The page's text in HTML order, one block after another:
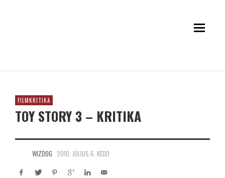
FILMKRITIKA
TOY STORY 3 – KRITIKA
WIZDOG 2010. JÚLIUS 6. KEDD